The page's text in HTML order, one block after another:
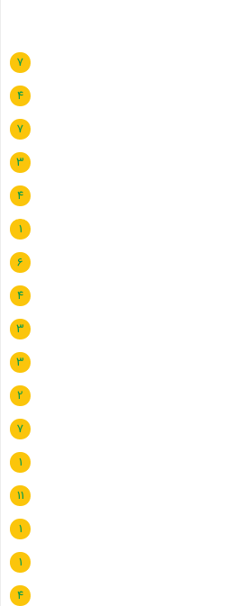
7
4
7
3
4
1
6
4
3
3
2
7
1
11
1
1
4